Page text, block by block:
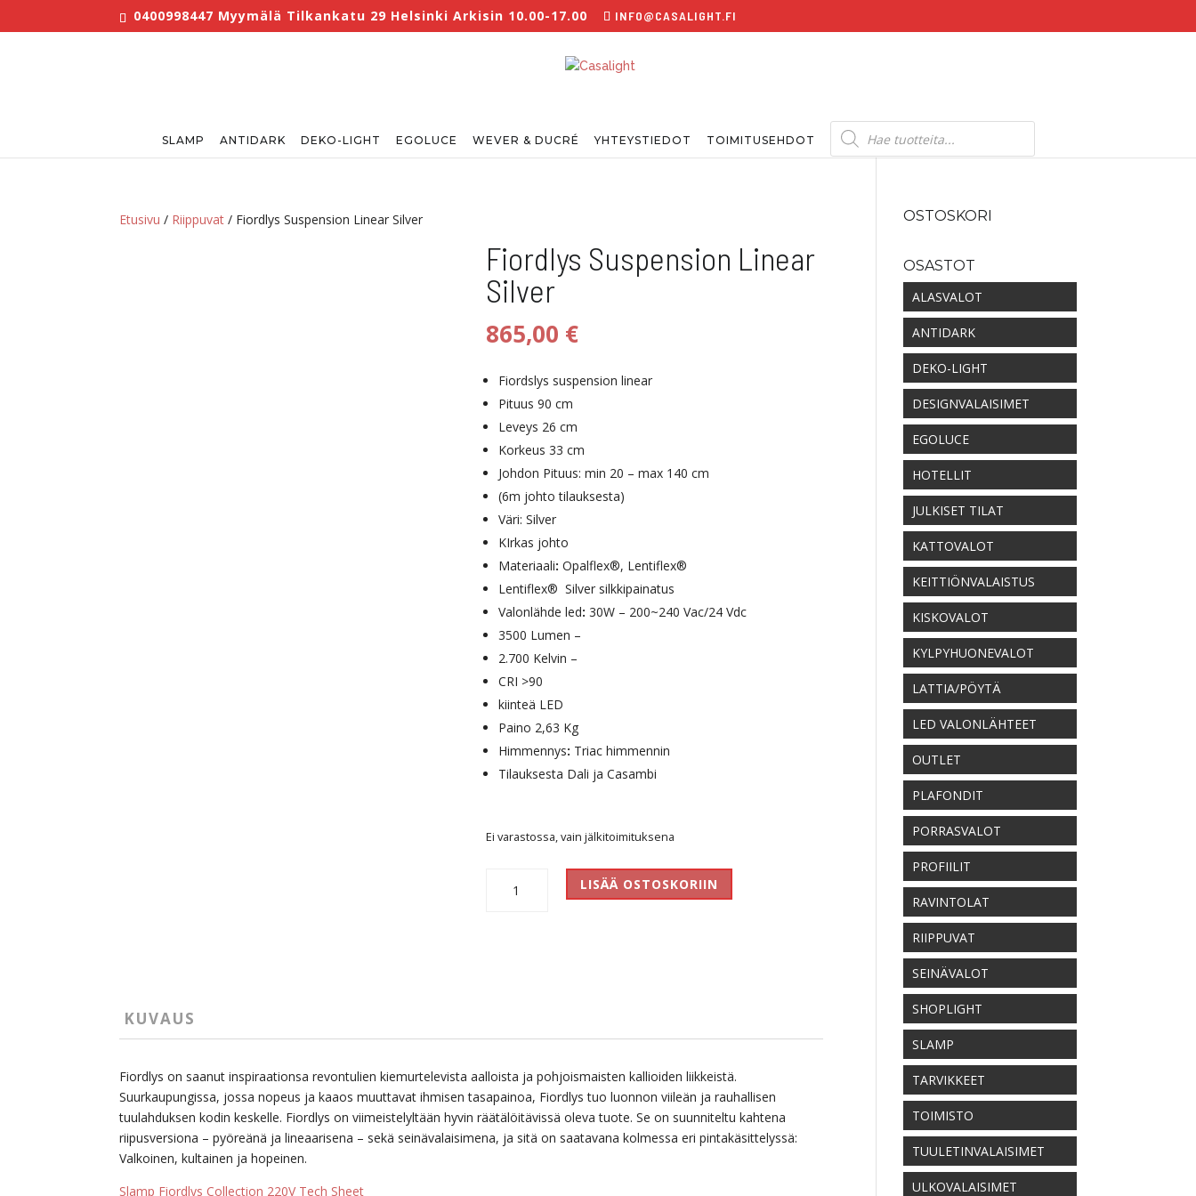
0400998447 Myymälä Tilkankatu 29 Helsinki Arkisin 10.00-17.00 INFO@CASALIGHT.FI
SLAMP ANTIDARK DEKO-LIGHT EGOLUCE WEVER & DUCRÉ YHTEYSTIEDOT TOIMITUSEHDOT
Products
search
Etusivu / Riippuvat / Fiordlys Suspension Linear Silver
Fiordlys Suspension Linear
Silver
865,00 €
Fiordslys suspension linear
Pituus 90 cm
Leveys 26 cm
Korkeus 33 cm
Johdon Pituus: min 20 – max 140 cm
(6m johto tilauksesta)
Väri: Silver
KIrkas johto
Materiaali: Opalflex®, Lentiflex®
Lentiflex® Silver silkkipainatus
Valonlähde led: 30W – 200~240 Vac/24 Vdc
3500 Lumen –
2.700 Kelvin –
CRI >90
kiinteä LED
Paino 2,63 Kg
Himmennys: Triac himmennin
Tilauksesta Dali ja Casambi
Ei varastossa, vain jälkitoimituksena
Suspension
LISÄÄ OSTOSKORIIN
KUVAUS
Fiordlys on saanut inspiraationsa revontulien kiemurtelevista aalloista ja pohjoismaisten kallioiden liikkeistä.
Suurkaupungissa, jossa nopeus ja kaaos muuttavat ihmisen tasapainoa, Fiordlys tuo luonnon viileän ja rauhallisen
tuulahduksen kodin keskelle. Fiordlys on viimeistelyltään hyvin räätälöitävissä oleva tuote. Se on suunniteltu kahtena
riipusversiona – pyöreänä ja lineaarisena – sekä seinävalaisimena, ja sitä on saatavana kolmessa eri pintakäsittelyssä:
Valkoinen, kultainen ja hopeinen.
Slamp Fiordlys Collection 220V Tech Sheet
OSTOSKORI
OSASTOT
ALASVALOT
ANTIDARK
DEKO-LIGHT
DESIGNVALAISIMET
EGOLUCE
HOTELLIT
JULKISET TILAT
KATTOVALOT
KEITTIÖNVALAISTUS
KISKOVALOT
KYLPYHUONEVALOT
LATTIA/PÖYTÄ
LED VALONLÄHTEET
OUTLET
PLAFONDIT
PORRASVALOT
PROFIILIT
RAVINTOLAT
RIIPPUVAT
SEINÄVALOT
SHOPLIGHT
SLAMP
TARVIKKEET
TOIMISTO
TUULETINVALAISIMET
ULKOVALAISIMET